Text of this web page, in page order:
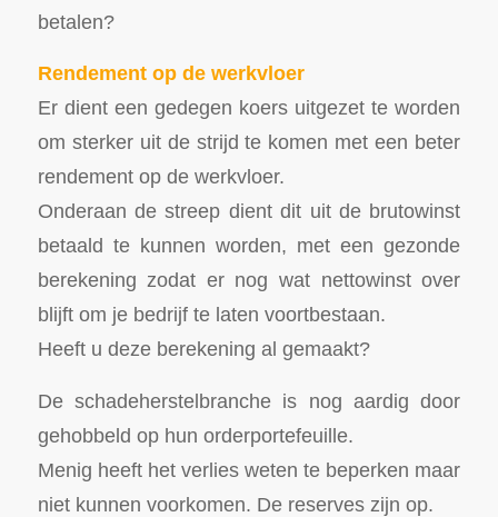
betalen?
Rendement op de werkvloer
Er dient een gedegen koers uitgezet te worden
om sterker uit de strijd te komen met een beter
rendement op de werkvloer.
Onderaan de streep dient dit uit de brutowinst
betaald te kunnen worden, met een gezonde
berekening zodat er nog wat nettowinst over
blijft om je bedrijf te laten voortbestaan.
Heeft u deze berekening al gemaakt?
De schadeherstelbranche is nog aardig door
gehobbeld op hun orderportefeuille.
Menig heeft het verlies weten te beperken maar
niet kunnen voorkomen. De reserves zijn op.